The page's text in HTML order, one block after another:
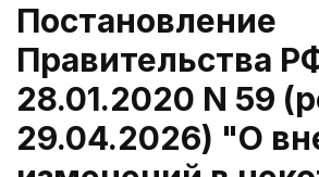
Постановление
Правительства
28.01.2020 N 59
29.04.2026) "О